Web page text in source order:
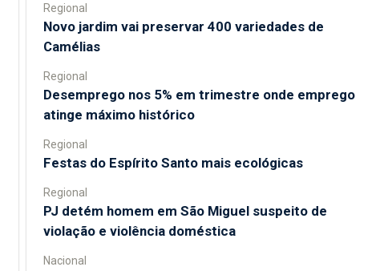
Regional
Novo jardim vai preservar 400 variedades de
Camélias
Regional
Desemprego nos 5% em trimestre onde emprego
atinge máximo histórico
Regional
Festas do Espírito Santo mais ecológicas
Regional
PJ detém homem em São Miguel suspeito de
violação e violência doméstica
Nacional